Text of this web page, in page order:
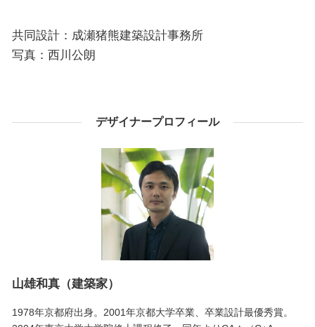
共同設計：成瀬猪熊建築設計事務所
写真：西川公朗
デザイナープロフィール
山雄和真（建築家）
1978年京都府出身。2001年京都大学卒業、卒業設計最優秀賞。